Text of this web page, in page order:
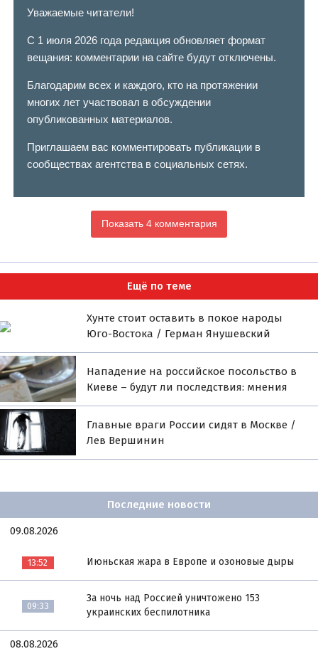
Уважаемые читатели!
С 1 июля 2026 года редакция обновляет формат
вещания: комментарии на сайте будут отключены.
Благодарим всех и каждого, кто на протяжении
многих лет участвовал в обсуждении
опубликованных материалов.
Приглашаем вас комментировать публикации в
сообществах агентства в социальных сетях.
Показать 4 комментария
Ещё по теме
Хунте стоит оставить в покое народы
Юго-Востока / Герман Янушевский
Нападение на российское посольство в
Киеве – будут ли последствия: мнения
Главные враги России сидят в Москве /
Лев Вершинин
Последние новости
09.08.2026
13:52 Июньская жара в Европе и озоновые дыры
09:33
За ночь над Россией уничтожено 153
украинских беспилотника
08.08.2026